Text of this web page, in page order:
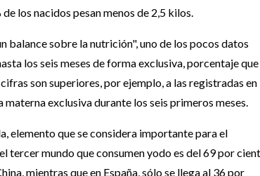
los nacidos pesan menos de 2,5 kilos.
balance sobre la nutrición", uno de los pocos datos
los seis meses de forma exclusiva, porcentaje que
son superiores, por ejemplo, a las registradas en
exclusiva durante los seis primeros meses.
elemento que se considera importante para el
tercer mundo que consumen yodo es del 69 por
mientras que en España, sólo se llega al 36 por